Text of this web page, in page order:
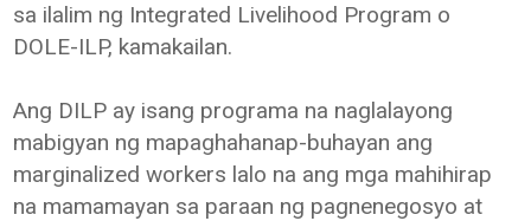
sa ilalim ng Integrated Livelihood Program o
DOLE-ILP, kamakailan.
Ang DILP ay isang programa na naglalayong
mabigyan ng mapaghahanap-buhayan ang
marginalized workers lalo na ang mga mahihirap
na mamamayan sa paraan ng pagnenegosyo at